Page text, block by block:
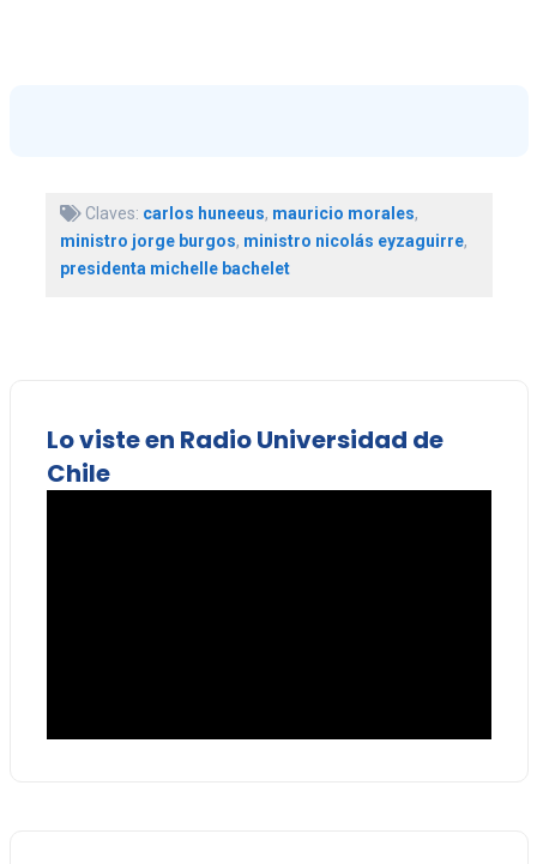
Claves: carlos huneeus, mauricio morales,
ministro jorge burgos, ministro nicolás eyzaguirre,
presidenta michelle bachelet
Lo viste en Radio Universidad de
Chile